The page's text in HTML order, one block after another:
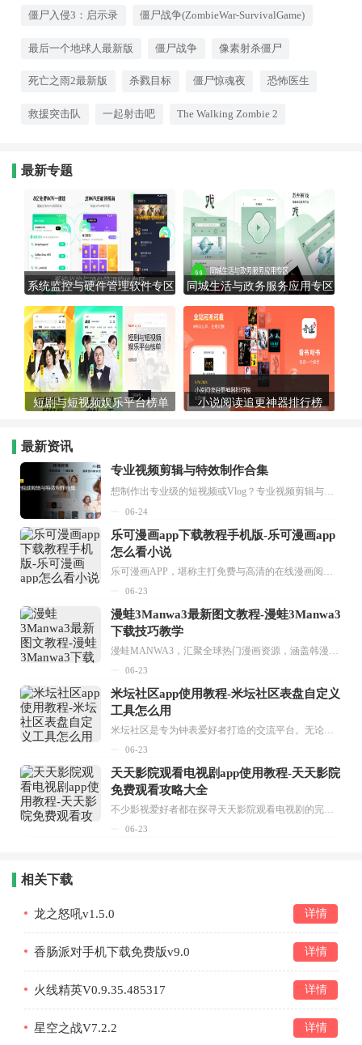
活下去。阴暗的氛围、压迫感十
存挑战了吗？
僵尸入侵3：启示录 僵尸战争(ZombieWar-SurvivalGame)
最后一个地球人最新版 僵尸战争 像素射杀僵尸
死亡之雨2最新版 杀戮目标 僵尸惊魂夜 恐怖医生
救援突击队 一起射击吧 The Walking Zombie 2
最新专题
系统监控与硬件管理软件专区 同城生活与政务服务应用专区
短剧与短视频娱乐平台榜单 小说阅读追更神器排行榜
最新资讯
专业视频剪辑与特效制作合集
06-24
乐可漫画app下载教程手机版-乐可漫画app
怎么看小说
乐可漫画APP，堪称主打免费与高清的在线漫画阅读神器。其官方版提供海量完整版漫画资源，无论是国内漫画，还是日漫、韩漫、台漫、美漫等国外漫画，应有尽有，随时供你阅读。只需轻点一下，便能直接进入阅读界面。不仅如此，乐可漫画最新版本更新速度极快，在这里，你总能抢先看到全网一手漫画章节内容！...
06-23
漫蛙3Manwa3最新图文教程-漫蛙3Manwa3
下载技巧教学
漫蛙MANWA3，汇聚全球热门漫画资源，涵盖韩漫、欧美漫画、国漫等多种类型，题材丰富多样，全方位满足用户阅读喜好。它不仅是阅读平台，更是创作平台，为广大用户打造零门槛创作环境。...
06-23
米坛社区app使用教程-米坛社区表盘自定义
工具怎么用
米坛社区是专为钟表爱好者打造的交流平台。无论你是初涉钟表领域的普通爱好者，还是拥有多年收藏经验的资深玩家，都能在此找到属于自己的天地。 无需注册，就能轻松参与其中。通过专业的讨论论坛与丰富的交互功能，你可与世界各地的钟表爱好者畅快交流。若你钟情于钟表，米坛社区无疑是值得一试的理想之选。在这里，你能获取最新的手表资讯，交流见解，提升鉴赏品味，让每一块手表都成为收藏故事中重要的一部分。感兴趣的朋友，不要错过下载机会。...
06-23
天天影院观看电视剧app使用教程-天天影院
免费观看攻略大全
不少影视爱好者都在探寻天天影院观看电视剧的完整方法，结合最新平台使用规则，本篇新手入门攻略全面讲解观看渠道、检索流程、播放设置以及画面模式调整等实用内容。全文适配手机、电脑等主流设备，步骤简洁易懂，无论是初次使用的新手，还是想要优化观影体验的用户，都能参照内容快速上手，熟练掌握平台各项操作技巧，轻松畅享影视内容。...
06-23
相关下载
龙之怒吼v1.5.0 详情
香肠派对手机下载免费版v9.0 详情
火线精英V0.9.35.485317 详情
星空之战V7.2.2 详情